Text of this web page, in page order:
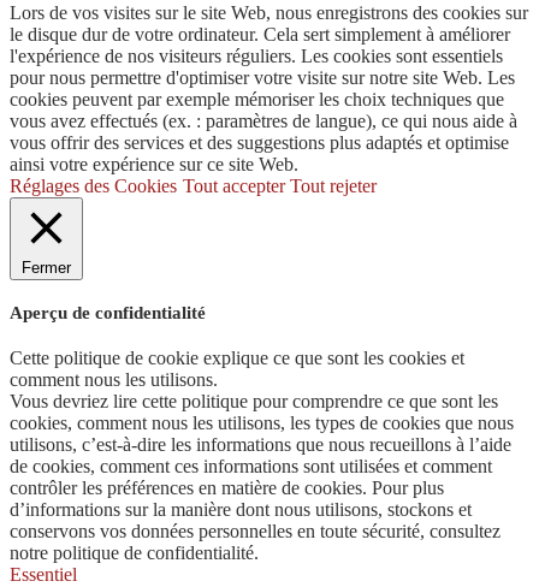
Lors de vos visites sur le site Web, nous enregistrons des cookies sur
le disque dur de votre ordinateur. Cela sert simplement à améliorer
l'expérience de nos visiteurs réguliers. Les cookies sont essentiels
pour nous permettre d'optimiser votre visite sur notre site Web. Les
cookies peuvent par exemple mémoriser les choix techniques que
vous avez effectués (ex. : paramètres de langue), ce qui nous aide à
vous offrir des services et des suggestions plus adaptés et optimise
ainsi votre expérience sur ce site Web.
Réglages des Cookies Tout accepter Tout rejeter
Fermer
Aperçu de confidentialité
Cette politique de cookie explique ce que sont les cookies et
comment nous les utilisons.
Vous devriez lire cette politique pour comprendre ce que sont les
cookies, comment nous les utilisons, les types de cookies que nous
utilisons, c’est-à-dire les informations que nous recueillons à l’aide
de cookies, comment ces informations sont utilisées et comment
contrôler les préférences en matière de cookies. Pour plus
d’informations sur la manière dont nous utilisons, stockons et
conservons vos données personnelles en toute sécurité, consultez
notre politique de confidentialité.
Essentiel